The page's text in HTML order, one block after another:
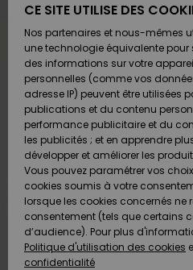
& Tongs
Surf
Snow
& Tongs
Surf
Snow
FEMME
A
Découvrir
Snow
SURF
Enfant
Highlights
SNOW
Snow
Shop
Enfant
Snow
Shop
Femme
A
Découvrir
VENTE
FLASH
Enfant
Outlet
Femme
Préférences
Langue Et
Région
Retours
Paiement
Carte
Cadeau
Quiksilver
Freedom
Protection
des données
CE SITE UTILISE DES
Nos partenaires et nous-mêmes
une technologie équivalente
des informations sur votre
personnelles (comme vos
adresse IP) peuvent être utilisées
publications et du contenu
performance publicitaire et du
les publicités ; et en apprendre
développer et améliorer les
Vous pouvez paramétrer vos
cookies soumis à votre
lorsque les cookies concernés ne
consentement (tels que certains
d’audience). Pour plus
Politique d'utilisation des cookies
confidentialité